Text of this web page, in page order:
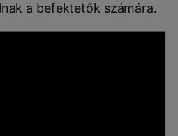
a befektetők számára.